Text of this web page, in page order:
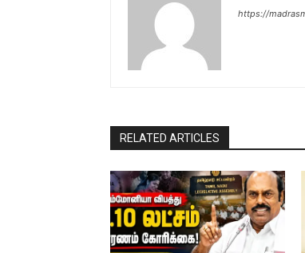
https://
RELATED ARTICLES